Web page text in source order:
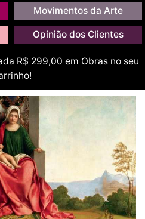
Movimentos da Arte
Opinião dos Clientes
R$ 299,00 em Obras no seu